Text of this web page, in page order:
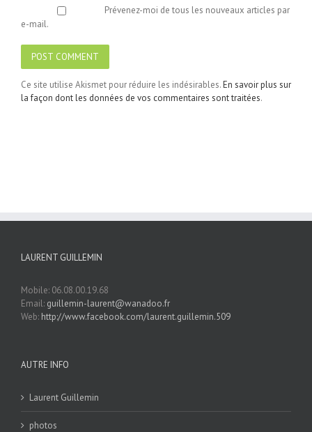
Prévenez-moi de tous les nouveaux articles par
e-mail.
Ce site utilise Akismet pour réduire les indésirables.En savoir plus sur
la façon dont les données de vos commentaires sont traitées.
LAURENT GUILLEMIN
Mobile: 06.08.00.19.68
Email: guillemin-laurent@wanadoo.fr
Web: http://www.facebook.com/laurent.guillemin.509
AUTRE INFO
Laurent Guillemin
photos